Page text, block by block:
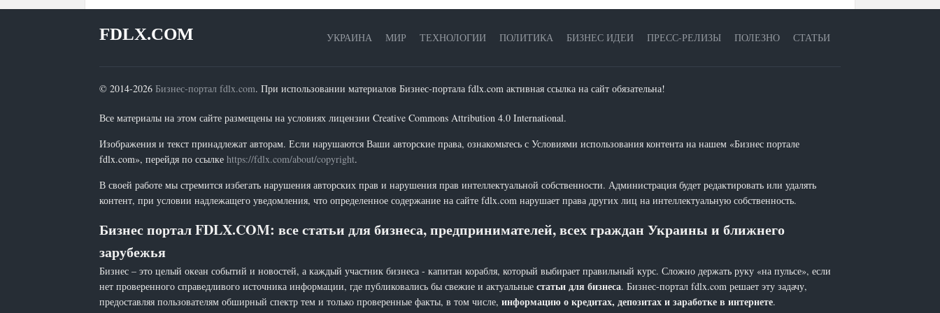
УКРАИНА МИР ТЕХНОЛОГИИ ПОЛИТИКА БИЗНЕС ИДЕИ ПРЕСС-РЕЛИЗЫ ПОЛЕЗНО СТАТЬИ
FDLX.COM
© 2014-2026 Бизнес-портал fdlx.com. При использовании материалов Бизнес-портала fdlx.com активная ссылка на сайт обязательна!
Все материалы на этом сайте размещены на условиях лицензии Creative Commons Attribution 4.0 International.
Изображения и текст принадлежат авторам. Если нарушаются Ваши авторские права, ознакомьтесь с Условиями использования контента на нашем «Бизнес портале
fdlx.com», перейдя по ссылке https://fdlx.com/about/copyright.
В своей работе мы стремится избегать нарушения авторских прав и нарушения прав интеллектуальной собственности. Администрация будет редактировать или удалять
контент, при условии надлежащего уведомления, что определенное содержание на сайте fdlx.com нарушает права других лиц на интеллектуальную собственность.
Бизнес портал FDLX.COM: все статьи для бизнеса, предпринимателей, всех граждан Украины и ближнего
зарубежья
Бизнес – это целый океан событий и новостей, а каждый участник бизнеса - капитан корабля, который выбирает правильный курс. Сложно держать руку «на пульсе», если
нет проверенного справедливого источника информации, где публиковались бы свежие и актуальные статьи для бизнеса. Бизнес-портал fdlx.com решает эту задачу,
предоставляя пользователям обширный спектр тем и только проверенные факты, в том числе, информацию о кредитах, депозитах и заработке в интернете.